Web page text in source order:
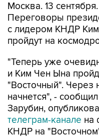
Москва. 13
Переговоры
с лидером КНДР
пройдут на
"Теперь уже
и Ким Чен Ына
"Восточный". Через
начнется", -
Зарубин,
телеграм-канале на
КНДР на